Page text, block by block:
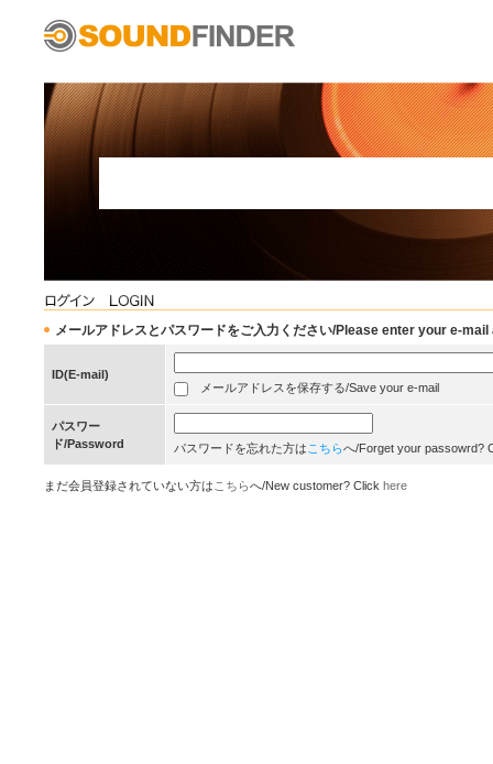
メールアドレスとパスワードをご入力ください/Please enter your e-
ID(E-mail)
メールアドレスを保存する/Save your e-mail
パスワー
ド/Password
パスワードを忘れた方は こちらへ/Forget your passowrd?
まだ会員登録されていない方は こちらへ/New customer? Click here